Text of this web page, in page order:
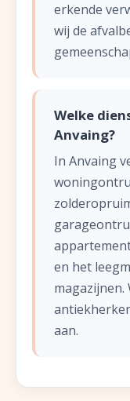
erkende
wij de
Welke
Anvaing?
In Anvaing
en het
magazijnen.
aan.